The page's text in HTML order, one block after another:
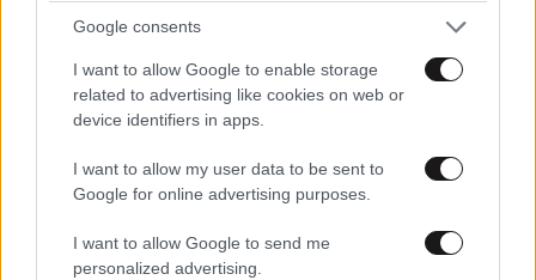
Google consents
I want to allow Google to enable storage
related to advertising like cookies on web or
device identifiers in apps.
I want to allow my user data to be sent to
Google for online advertising purposes.
I want to allow Google to send me
personalized advertising.